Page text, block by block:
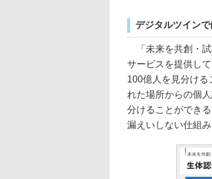
デジタルツイン
「未来を共創・試
サービスを提供し
100億人を見分け
れた場所からの個
分けることができ
漏えいしない仕組